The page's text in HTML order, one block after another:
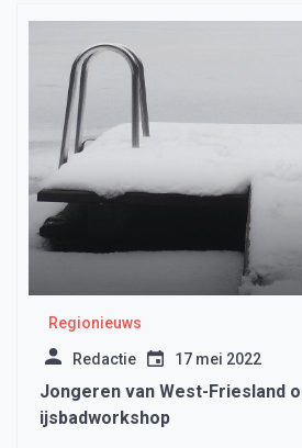
Regionieuws
Redactie 17 mei 2022
Jongeren van West-Friesland
ijsbadworkshop